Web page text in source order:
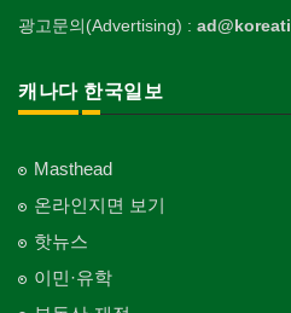
광고문의(Advertising) :
캐나다 한국일보
Masthead
온라인지면 보기
핫뉴스
이민·유학